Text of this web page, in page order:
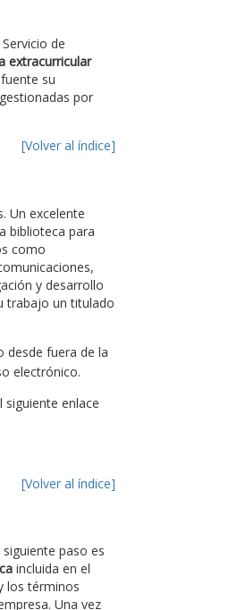
de
extracurricular
su
por
[Volver al índice]
Un excelente
biblioteca para
como
y desarrollo
trabajo un titulado
desde fuera de la
electrónico.
enlace
[Volver al índice]
paso es
incluida en el
los términos
Una vez